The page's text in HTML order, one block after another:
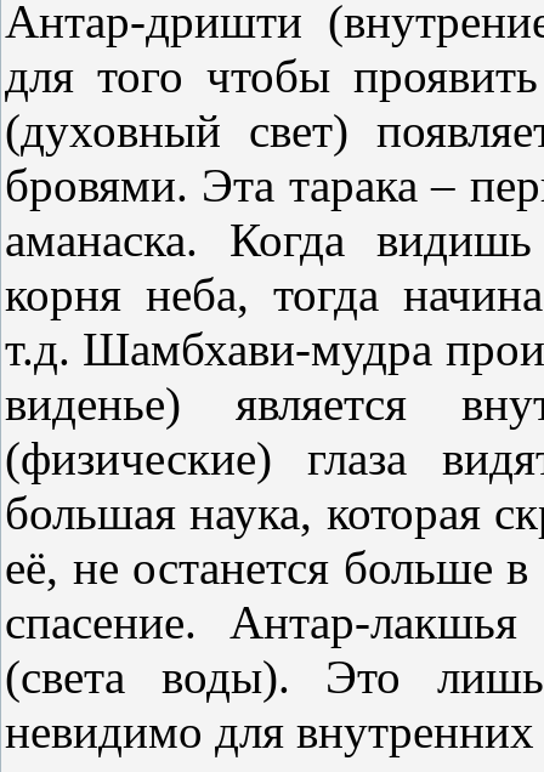
Антар-дришти
для того чтобы
(духовный свет)
бровями. Эта тарака –
аманаска. Когда
корня неба, тогда
т.д. Шамбхави-мудра
виденье) является
(физические) глаза
большая наука, которая
её, не останется больше
спасение. Антар-
(света воды). Это
невидимо для